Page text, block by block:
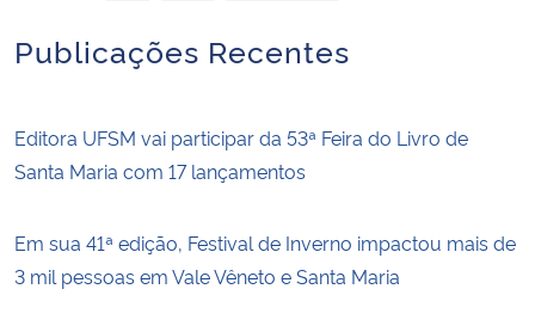
Publicações Recentes
Editora UFSM vai participar da 53ª Feira do Livro de
Santa Maria com 17 lançamentos
Em sua 41ª edição, Festival de Inverno impactou mais de
3 mil pessoas em Vale Vêneto e Santa Maria